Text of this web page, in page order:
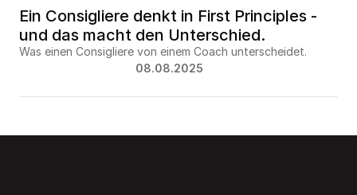
Ein Consigliere denkt in First Principles -
und das macht den Unterschied.
Was einen Consigliere von einem Coach unterscheidet.
08.08.2025